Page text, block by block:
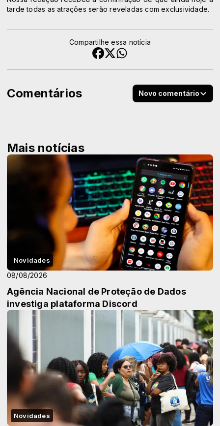
tarde todas as atrações serão reveladas com exclusividade.
Compartilhe essa notícia
Comentários Novo comentário
Mais notícias
Novidades
08/08/2026
Agência Nacional de Proteção de Dados
investiga plataforma Discord
Novidades